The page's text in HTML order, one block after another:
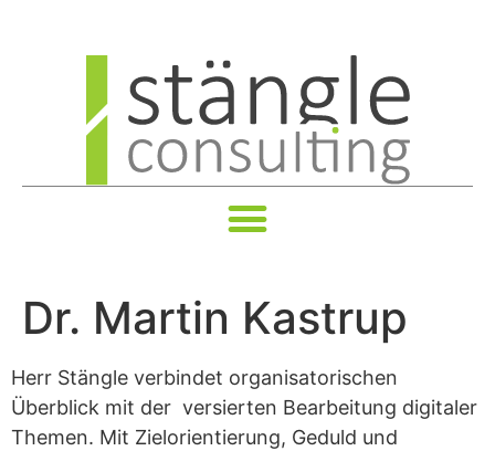
Dr. Martin Kastrup
Herr Stängle verbindet organisatorischen
Überblick mit der versierten Bearbeitung digitaler
Themen. Mit Zielorientierung, Geduld und